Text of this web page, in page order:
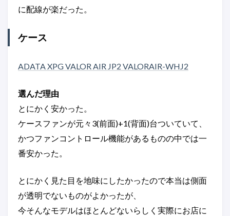
に配線が楽だった。
ケース
ADATA XPG VALOR AIR JP2 VALORAIR-WHJ2
選んだ理由
とにかく安かった。
ケースファンが元々3(前面)+1(背面)台ついていて、
かつファンコントロール機能があるものの中では一
番安かった。
とにかく見た目を地味にしたかったので本当は側面
が透明でないものがよかったが、
今そんなモデルはほとんどないらしく実際にお店に